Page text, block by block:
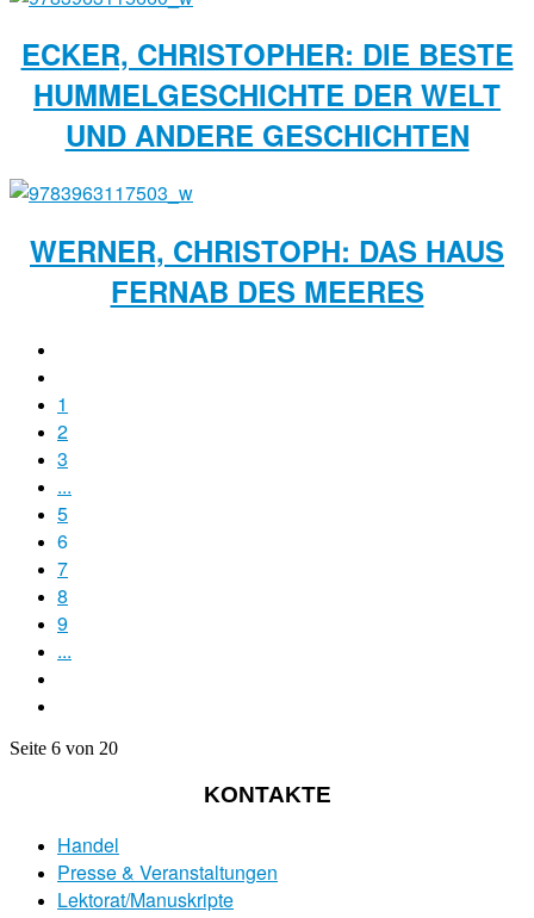
ECKER, CHRISTOPHER: DIE BESTE
HUMMELGESCHICHTE DER WELT
UND ANDERE GESCHICHTEN
WERNER, CHRISTOPH: DAS HAUS
FERNAB DES MEERES
1
2
3
...
5
6
7
8
9
...
Seite 6 von 20
KONTAKTE
Handel
Presse & Veranstaltungen
Lektorat/Manuskripte